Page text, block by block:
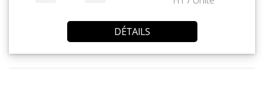
DÉTAILS